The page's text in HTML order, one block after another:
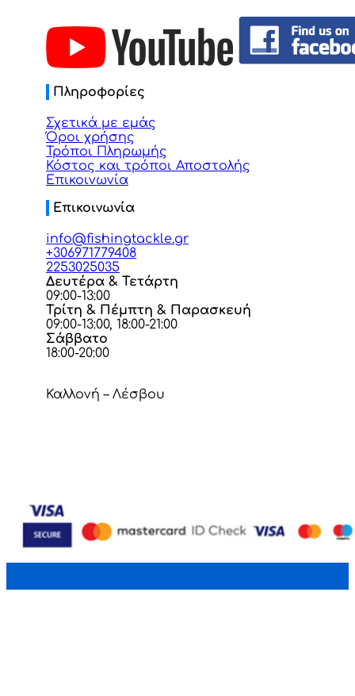
Πληροφορίες
Σχετικά με εμάς
Όροι χρήσης
Τρόποι Πληρωμής
Κόστος και τρόποι Αποστολής
Επικοινωνία
Επικοινωνία
info@fishingtackle.gr
+306971779408
2253025035
Δευτέρα & Τετάρτη
09:00-13:00
Τρίτη & Πέμπτη & Παρασκευή
09:00-13:00, 18:00-21:00
Σάββατο
18:00-20:00
Καλλονή – Λέσβου